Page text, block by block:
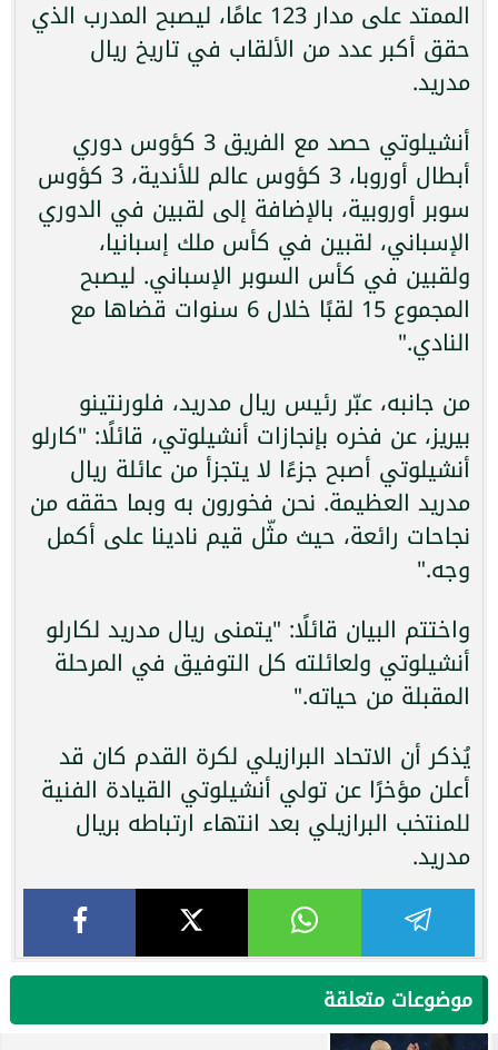
الممتد على مدار 123 عامًا، ليصبح المدرب الذي
حقق أكبر عدد من الألقاب في تاريخ ريال
مدريد.
أنشيلوتي حصد مع الفريق 3 كؤوس دوري
أبطال أوروبا، 3 كؤوس عالم للأندية، 3 كؤوس
سوبر أوروبية، بالإضافة إلى لقبين في الدوري
الإسباني، لقبين في كأس ملك إسبانيا،
ولقبين في كأس السوبر الإسباني. ليصبح
المجموع 15 لقبًا خلال 6 سنوات قضاها مع
النادي."
من جانبه، عبّر رئيس ريال مدريد، فلورنتينو
بيريز، عن فخره بإنجازات أنشيلوتي، قائلًا: "كارلو
أنشيلوتي أصبح جزءًا لا يتجزأ من عائلة ريال
مدريد العظيمة. نحن فخورون به وبما حققه من
نجاحات رائعة، حيث مثّل قيم نادينا على أكمل
وجه."
واختتم البيان قائلًا: "يتمنى ريال مدريد لكارلو
أنشيلوتي ولعائلته كل التوفيق في المرحلة
المقبلة من حياته."
يُذكر أن الاتحاد البرازيلي لكرة القدم كان قد
أعلن مؤخرًا عن تولي أنشيلوتي القيادة الفنية
للمنتخب البرازيلي بعد انتهاء ارتباطه بريال
مدريد.
موضوعات متعلقة